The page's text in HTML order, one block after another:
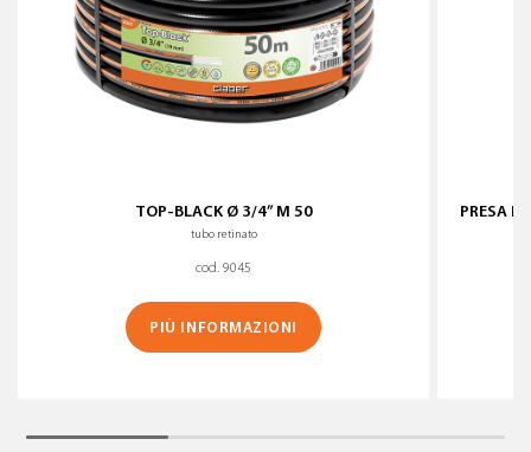
TOP-BLACK Ø 3/4” M 50
tubo retinato
cod. 9045
PIÙ INFORMAZIONI
PRESA